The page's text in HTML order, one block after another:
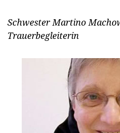
Schwester Martino
Trauerbegleiterin